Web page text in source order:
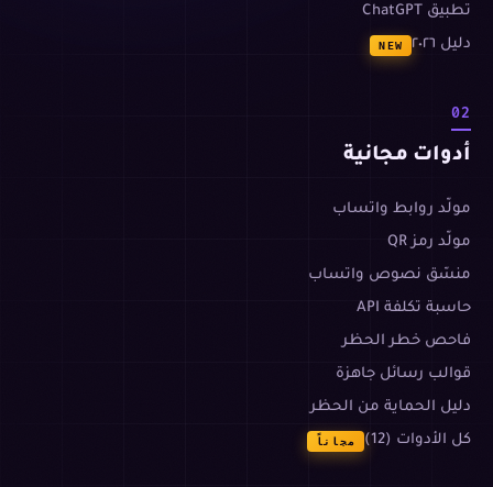
تطبيق ChatGPT
دليل ٢٠٢٦
NEW
02
أدوات مجانية
مولّد روابط واتساب
مولّد رمز QR
منسّق نصوص واتساب
حاسبة تكلفة API
فاحص خطر الحظر
قوالب رسائل جاهزة
دليل الحماية من الحظر
كل الأدوات (12)
مجاناً